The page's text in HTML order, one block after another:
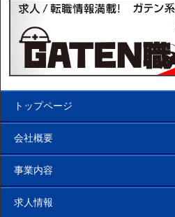
トップページ
会社概要
事業内容
求人情報